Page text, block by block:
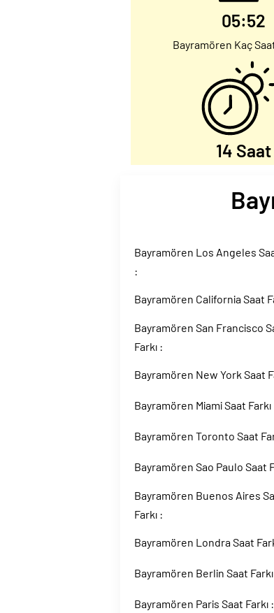
05:52
Bayramören Kaç
14 Saat
Bayramören Los Angeles
:
Bayramören California Saat
Bayramören San Francisco
Farkı :
Bayramören New York Saat
Bayramören Miami Saat Farkı
Bayramören Toronto Saat
Bayramören Sao Paulo Saat
Bayramören Buenos Aires
Farkı :
Bayramören Londra Saat
Bayramören Berlin Saat
Bayramören Paris Saat Farkı :